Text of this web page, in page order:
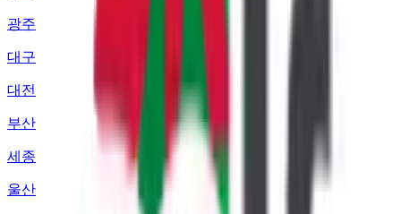
광주
대구
대전
부산
세종
울산